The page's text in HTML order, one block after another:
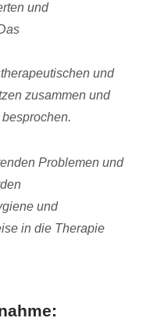
und
und
zusammen und
Problemen und
und
in die Therapie